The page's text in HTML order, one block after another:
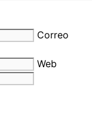
Correo
Web